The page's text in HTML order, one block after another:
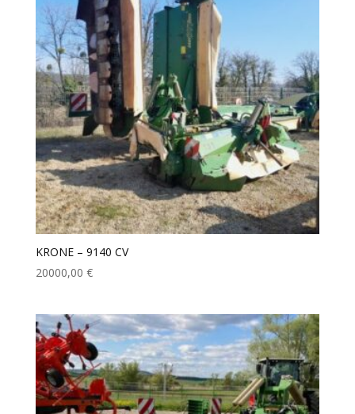
KRONE – 9140 CV
20000,00 €